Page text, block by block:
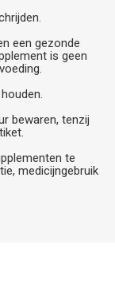
een gezonde
is geen
bewaren, tenzij
te
medicijngebruik